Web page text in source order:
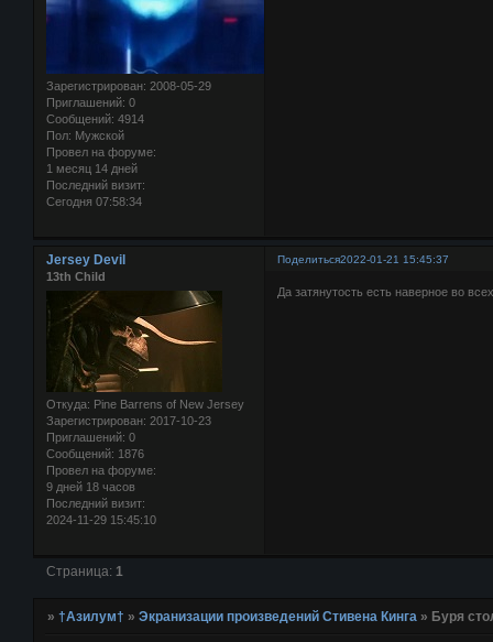
Зарегистрирован: 2008-05-29
Приглашений: 0
Сообщений: 4914
Пол: Мужской
Провел на форуме:
1 месяц 14 дней
Последний визит:
Сегодня 07:58:34
Поделиться2022-01-21 15:45:37
Jersey Devil
13th Child
Откуда: Pine Barrens of New Jersey
Зарегистрирован: 2017-10-23
Приглашений: 0
Сообщений: 1876
Провел на форуме:
9 дней 18 часов
Последний визит:
2024-11-29 15:45:10
Да затянутость есть наверное во
Страница: 1
»†Азилум† »Экранизации произведений Стивена Кинга » Буря